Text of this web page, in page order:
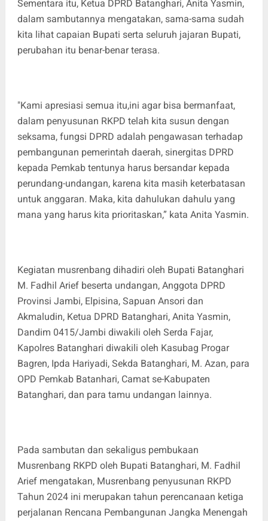
Sementara itu, Ketua DPRD Batanghari, Anita Yasmin,
dalam sambutannya mengatakan, sama-sama sudah
kita lihat capaian Bupati serta seluruh jajaran Bupati,
perubahan itu benar-benar terasa.
"Kami apresiasi semua itu,ini agar bisa bermanfaat,
dalam penyusunan RKPD telah kita susun dengan
seksama, fungsi DPRD adalah pengawasan terhadap
pembangunan pemerintah daerah, sinergitas DPRD
kepada Pemkab tentunya harus bersandar kepada
perundang-undangan, karena kita masih keterbatasan
untuk anggaran. Maka, kita dahulukan dahulu yang
mana yang harus kita prioritaskan,” kata Anita Yasmin.
Kegiatan musrenbang dihadiri oleh Bupati Batanghari
M. Fadhil Arief beserta undangan, Anggota DPRD
Provinsi Jambi, Elpisina, Sapuan Ansori dan
Akmaludin, Ketua DPRD Batanghari, Anita Yasmin,
Dandim 0415/Jambi diwakili oleh Serda Fajar,
Kapolres Batanghari diwakili oleh Kasubag Progar
Bagren, Ipda Hariyadi, Sekda Batanghari, M. Azan, para
OPD Pemkab Batanhari, Camat se-Kabupaten
Batanghari, dan para tamu undangan lainnya.
Pada sambutan dan sekaligus pembukaan
Musrenbang RKPD oleh Bupati Batanghari, M. Fadhil
Arief mengatakan, Musrenbang penyusunan RKPD
Tahun 2024 ini merupakan tahun perencanaan ketiga
perjalanan Rencana Pembangunan Jangka Menengah